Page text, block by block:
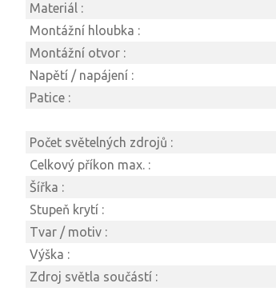
Materiál :
Montážní hloubka :
Montážní otvor :
Napětí / napájení :
Patice :
Počet světelných zdrojů :
Celkový příkon max. :
Šířka :
Stupeň krytí :
Tvar / motiv :
Výška :
Zdroj světla součástí :